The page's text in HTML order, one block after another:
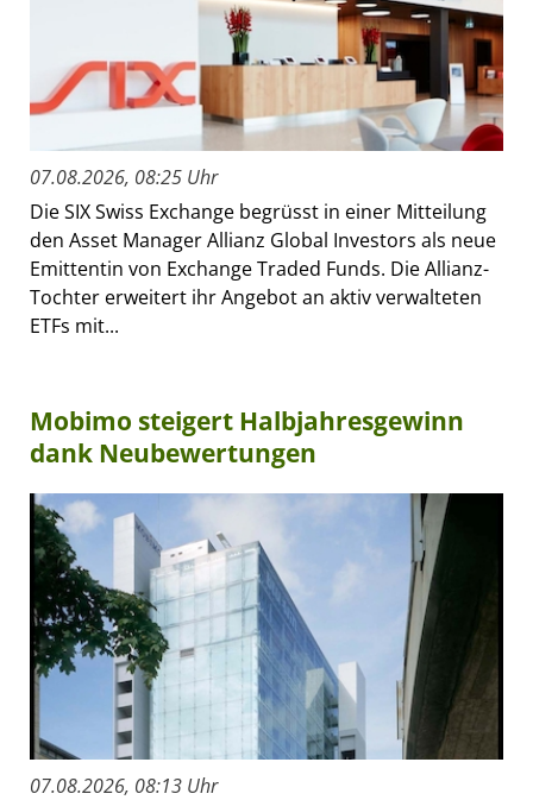
07.08.2026, 08:25 Uhr
Die SIX Swiss Exchange begrüsst in einer Mitteilung
den Asset Manager Allianz Global Investors als neue
Emittentin von Exchange Traded Funds. Die Allianz-
Tochter erweitert ihr Angebot an aktiv verwalteten
ETFs mit...
Mobimo steigert Halbjahresgewinn
dank Neubewertungen
07.08.2026, 08:13 Uhr